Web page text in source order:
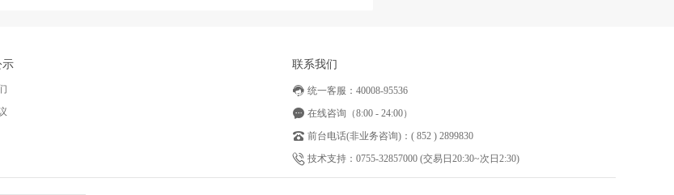
示 联系我们
统一客服：40008-95536
在线咨询（8:00 - 24:00）
前台电话(非业务咨询)：( 852 ) 2899830
技术支持：0755-32857000 (交易日20:30~次日2:30)